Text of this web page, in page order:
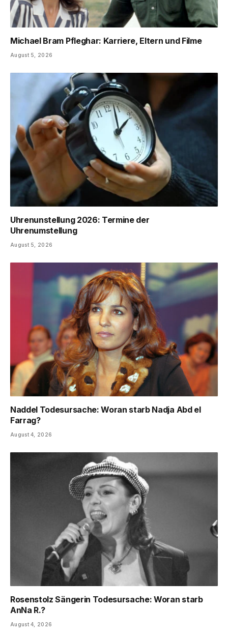
Michael Bram Pfleghar: Karriere, Eltern und Filme
August 5, 2026
Uhrenunstellung 2026: Termine der
Uhrenumstellung
August 5, 2026
Naddel Todesursache: Woran starb Nadja Abd el
Farrag?
August 4, 2026
Rosenstolz Sängerin Todesursache: Woran starb
AnNa R.?
August 4, 2026